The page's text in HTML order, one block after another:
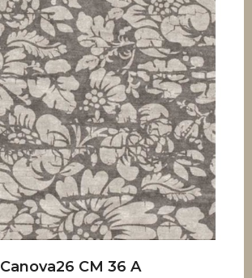
Canova26 CM 36 A